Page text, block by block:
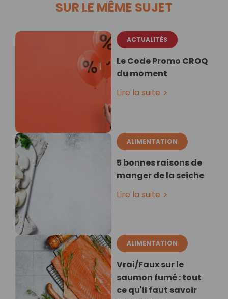
SUR LE MÊME SUJET
ACTUALITÉS
Le Code Promo CROQ
du moment
Lire la suite
ALIMENTATION
5 bonnes raisons de
manger de la seiche
Lire la suite
ALIMENTATION
Vrai/Faux sur le
saumon fumé : tout
ce qu'il faut savoir